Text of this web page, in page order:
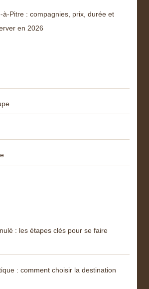
à-Pitre : compagnies, prix, durée et
en 2026
: les étapes clés pour se faire
: comment choisir la destination